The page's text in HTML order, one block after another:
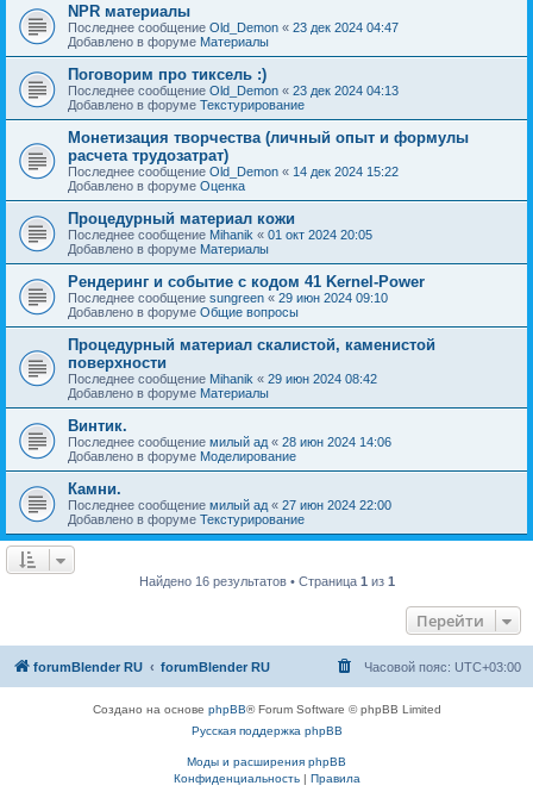
NPR материалы
Последнее сообщение Old_Demon « 23 дек 2024 04:47
Добавлено в форуме Материалы
Поговорим про тиксель :)
Последнее сообщение Old_Demon « 23 дек 2024 04:13
Добавлено в форуме Текстурирование
Монетизация творчества (личный опыт и формулы
расчета трудозатрат)
Последнее сообщение Old_Demon « 14 дек 2024 15:22
Добавлено в форуме Оценка
Процедурный материал кожи
Последнее сообщение Mihanik « 01 окт 2024 20:05
Добавлено в форуме Материалы
Рендеринг и событие с кодом 41 Kernel-Power
Последнее сообщение sungreen « 29 июн 2024 09:10
Добавлено в форуме Общие вопросы
Процедурный материал скалистой, каменистой
поверхности
Последнее сообщение Mihanik « 29 июн 2024 08:42
Добавлено в форуме Материалы
Винтик.
Последнее сообщение милый ад « 28 июн 2024 14:06
Добавлено в форуме Моделирование
Камни.
Последнее сообщение милый ад « 27 июн 2024 22:00
Добавлено в форуме Текстурирование
Найдено 16 результатов • Страница 1 из 1
Перейти
forumBlender RU forumBlender RU Часовой пояс: UTC+03:00
Создано на основе phpBB® Forum Software © phpBB Limited
Русская поддержка phpBB
Моды и расширения phpBB
Конфиденциальность| Правила